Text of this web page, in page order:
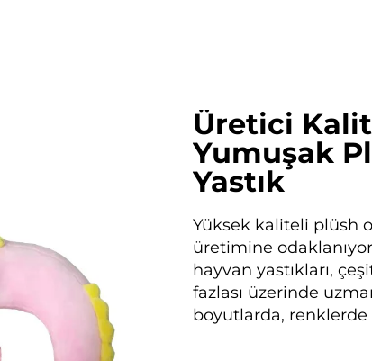
Üretici
Yumuşak
Yastık
Yüksek kaliteli plüsh
üretimine
hayvan yastıkları,
fazlası üzerinde
boyutlarda,